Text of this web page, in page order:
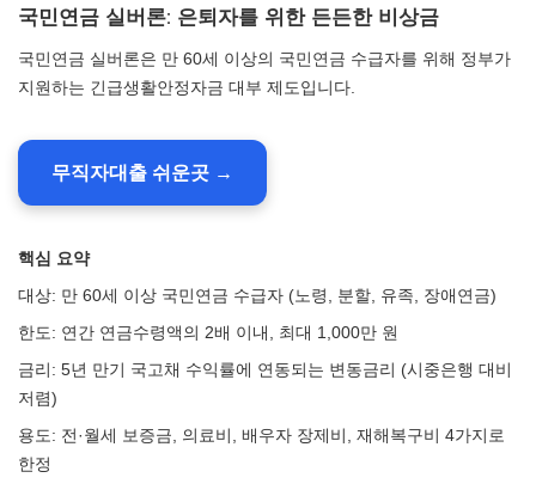
국민연금 실버론: 은퇴자를 위한 든든한 비상금
국민연금 실버론은 만 60세 이상의 국민연금 수급자를 위해 정부가
지원하는 긴급생활안정자금 대부 제도입니다.
무직자대출 쉬운곳 →
핵심 요약
대상: 만 60세 이상 국민연금 수급자 (노령, 분할, 유족, 장애연금)
한도: 연간 연금수령액의 2배 이내, 최대 1,000만 원
금리: 5년 만기 국고채 수익률에 연동되는 변동금리 (시중은행 대비
저렴)
용도: 전·월세 보증금, 의료비, 배우자 장제비, 재해복구비 4가지로
한정